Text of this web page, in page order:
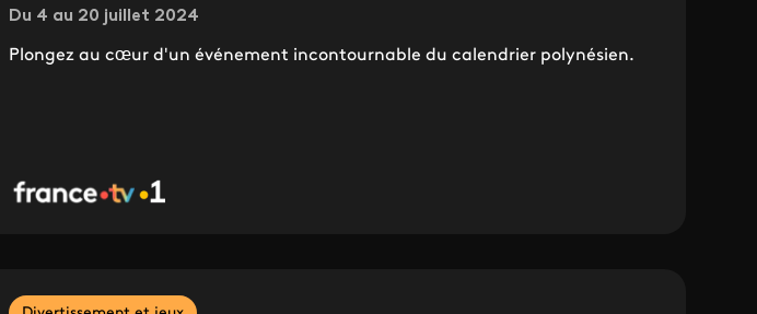
Du 4 au 20 juillet 2024
Plongez au cœur d'un événement incontournable du calendrier polynésien.